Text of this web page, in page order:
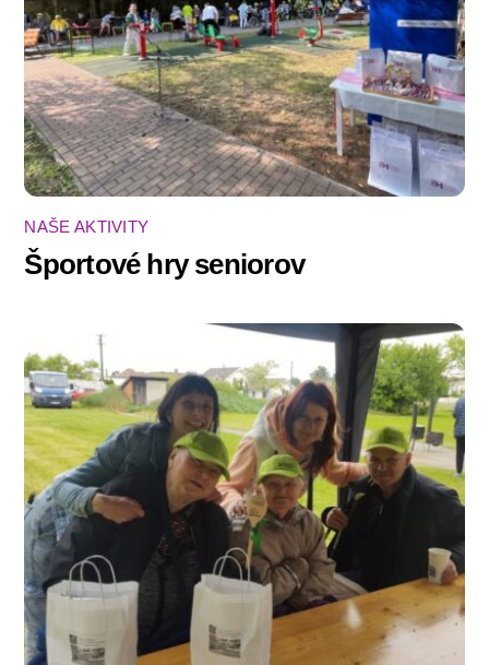
NAŠE AKTIVITY
Športové hry seniorov